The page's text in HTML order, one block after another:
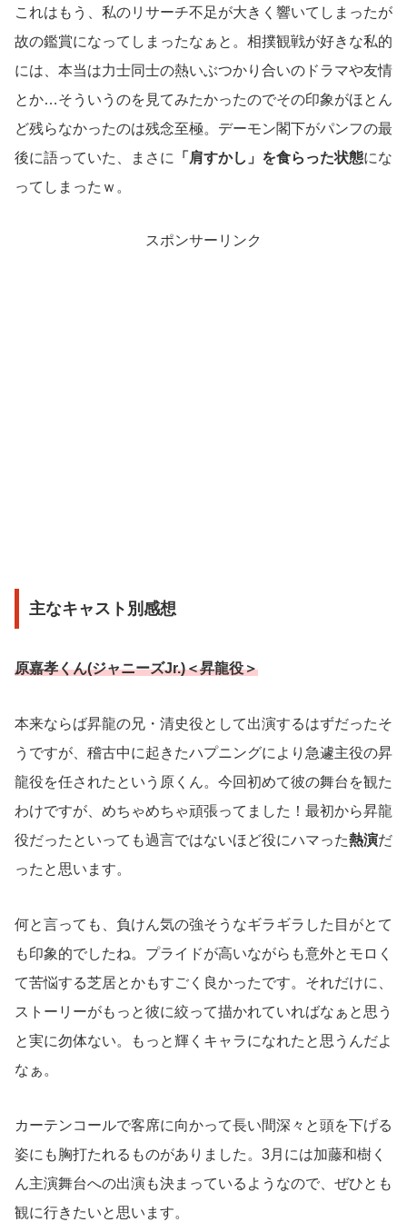
これはもう、私のリサーチ不足が大きく響いてしまったが
故の鑑賞になってしまったなぁと。相撲観戦が好きな私的
には、本当は力士同士の熱いぶつかり合いのドラマや友情
とか…そういうのを見てみたかったのでその印象がほとん
ど残らなかったのは残念至極。デーモン閣下がパンフの最
後に語っていた、まさに
「肩すかし」を食らった状態にな
ってしまったｗ。
スポンサーリンク
主なキャスト別感想
原嘉孝くん(ジャニーズJr.)＜昇龍役＞
本来ならば昇龍の兄・清史役として出演するはずだったそ
うですが、稽古中に起きたハプニングにより急遽主役の昇
龍役を任されたという原くん。今回初めて彼の舞台を観た
わけですが、めちゃめちゃ頑張ってました！最初から昇龍
役だったといっても過言ではないほど役にハマった熱演だ
ったと思います。
何と言っても、負けん気の強そうなギラギラした目がとて
も印象的でしたね。プライドが高いながらも意外とモロく
て苦悩する芝居とかもすごく良かったです。それだけに、
ストーリーがもっと彼に絞って描かれていればなぁと思う
と実に勿体ない。もっと輝くキャラになれたと思うんだよ
なぁ。
カーテンコールで客席に向かって長い間深々と頭を下げる
姿にも胸打たれるものがありました。3月には加藤和樹く
ん主演舞台への出演も決まっているようなので、ぜひとも
観に行きたいと思います。